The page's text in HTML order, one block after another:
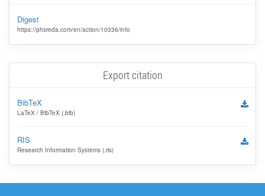
Digest
https://phsreda.com/en/action/10336/info
Export citation
BibTeX
LaTeX / BibTeX (.bib)
RIS
Research Information Systems (.ris)